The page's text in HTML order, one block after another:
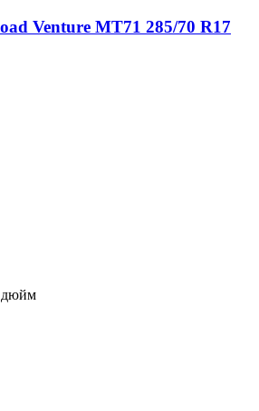
Venture MT71 285/70 R17
дюйм